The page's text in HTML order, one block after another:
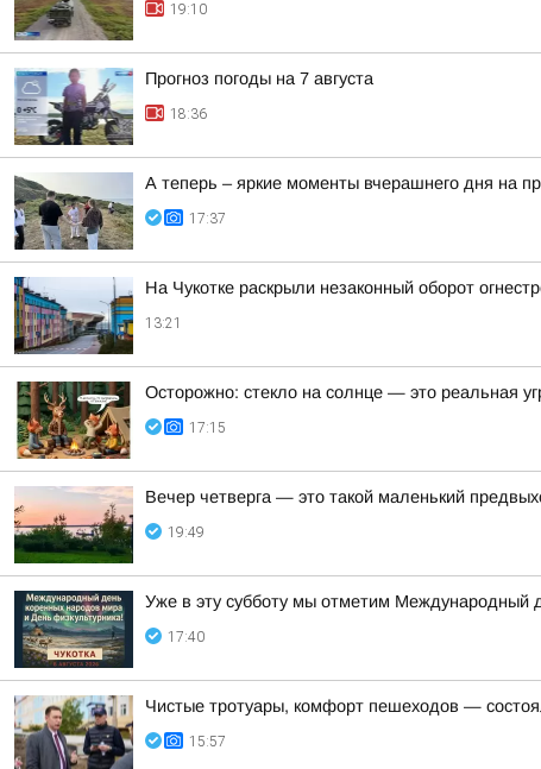
19:10
Прогноз погоды на 7 августа
18:36
А теперь – яркие моменты вчерашнего дня на
17:37
На Чукотке раскрыли незаконный оборот
13:21
Осторожно: стекло на солнце — это реальная
17:15
Вечер четверга — это такой маленький
19:49
Уже в эту субботу мы отметим Международный
17:40
Чистые тротуары, комфорт пешеходов —
15:57